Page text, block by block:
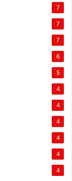
7
7
7
6
5
4
4
4
4
4
4